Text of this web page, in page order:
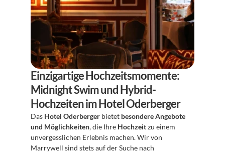
Einzigartige Hochzeitsmomente:
Midnight Swim und Hybrid-
Hochzeiten im Hotel Oderberger
Das Hotel Oderberger bietet besondere Angebote
und Möglichkeiten, die Ihre Hochzeit zu einem
unvergesslichen Erlebnis machen. Wir von
Marrywell sind stets auf der Suche nach